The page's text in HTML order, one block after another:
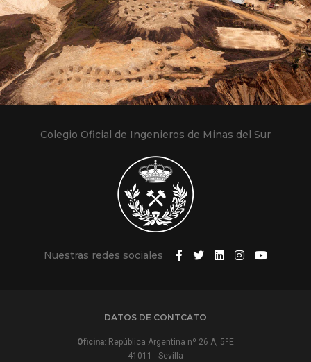
Colegio Oficial de Ingenieros de Minas del Sur
Nuestras redes sociales
DATOS DE CONTCATO
Oficina: República Argentina nº 26 A, 5ºE
41011 - Sevilla